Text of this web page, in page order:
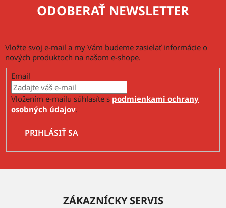
ODOBERAŤ NEWSLETTER
Vložte svoj e-mail a my Vám budeme zasielať informácie o
nových produktoch na našom e-shope.
Email
Vložením e-mailu súhlasíte s podmienkami ochrany
osobných údajov.
PRIHLÁSIŤ SA
ZÁKAZNÍCKY SERVIS